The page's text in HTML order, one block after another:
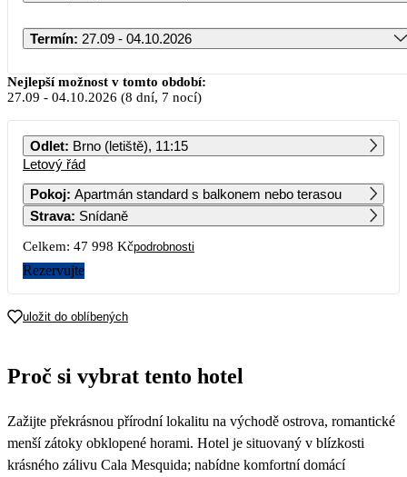
Termín: 27.09 - 04.10.2026
Září 2026
PO ÚT ST ČT PÁ SO NE
7
21
13 519 13 619 14 589
Nejlepší možnost v tomto období:
27.09 - 04.10.2026 (8 dní, 7 nocí)
Odlet: Brno (letiště), 11:15
Letový řád
Pokoj:
Apartmán standard s balkonem nebo terasou
Strava: Snídaně
Celkem: 47 998 Kčpodrobnosti
Rezervujte
uložit do oblíbených
Proč si vybrat tento hotel
Zažijte překrásnou přírodní lokalitu na východě ostrova, romantické
menší zátoky obklopené horami. Hotel je situovaný v blízkosti
krásného zálivu Cala Mesquida; nabídne komfortní domácí